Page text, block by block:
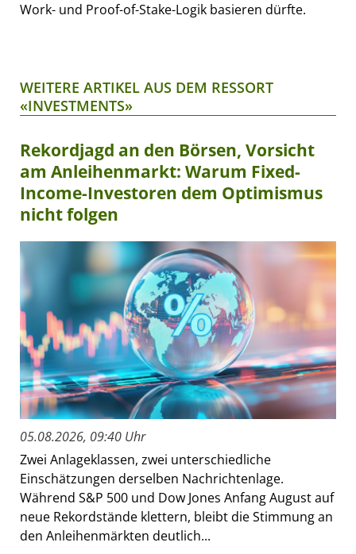
Work- und Proof-of-Stake-Logik basieren dürfte.
WEITERE ARTIKEL AUS DEM RESSORT
«INVESTMENTS»
Rekordjagd an den Börsen, Vorsicht
am Anleihenmarkt: Warum Fixed-
Income-Investoren dem Optimismus
nicht folgen
05.08.2026, 09:40 Uhr
Zwei Anlageklassen, zwei unterschiedliche
Einschätzungen derselben Nachrichtenlage.
Während S&P 500 und Dow Jones Anfang August auf
neue Rekordstände klettern, bleibt die Stimmung an
den Anleihenmärkten deutlich...